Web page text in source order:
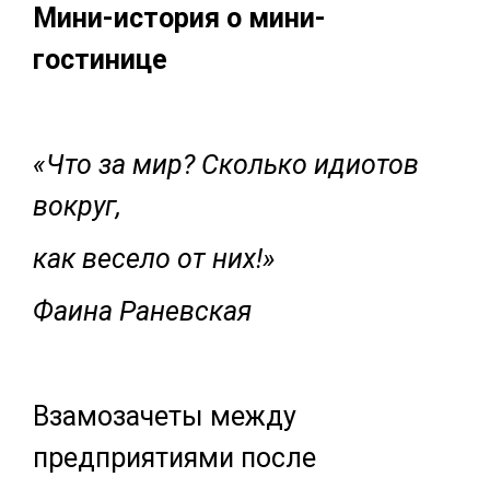
Мини-история о мини-
гостинице
«Что за мир? Сколько идиотов
вокруг,
как весело от них!»
Фаина Раневская
Взамозачеты между
предприятиями после